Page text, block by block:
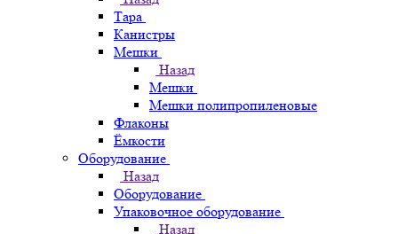
Тара
Канистры
Мешки
Назад
Мешки
Мешки полипропиленовые
Флаконы
Ёмкости
Оборудование
Назад
Оборудование
Упаковочное оборудование
Назад